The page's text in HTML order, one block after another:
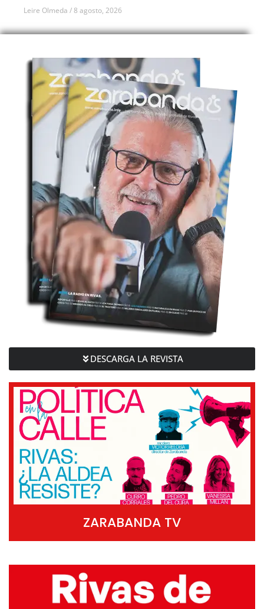
Leire Olmeda 8 agosto, 2026
DESCARGA LA REVISTA
ZARABANDA TV